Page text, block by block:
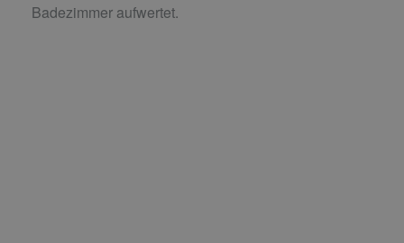
Badezimmer aufwertet.